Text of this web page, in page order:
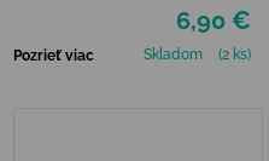
6,90 €
Pozrieť viac Skladom (2 ks)